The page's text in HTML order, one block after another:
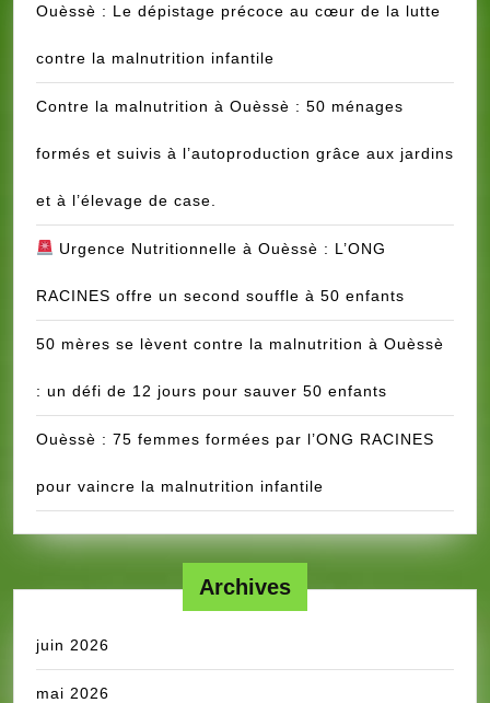
Ouèssè : Le dépistage précoce au cœur de la lutte
contre la malnutrition infantile
Contre la malnutrition à Ouèssè : 50 ménages
formés et suivis à l’autoproduction grâce aux jardins
et à l’élevage de case.
Urgence Nutritionnelle à Ouèssè : L’ONG
RACINES offre un second souffle à 50 enfants
50 mères se lèvent contre la malnutrition à Ouèssè
: un défi de 12 jours pour sauver 50 enfants
Ouèssè : 75 femmes formées par l’ONG RACINES
pour vaincre la malnutrition infantile
Archives
juin 2026
mai 2026